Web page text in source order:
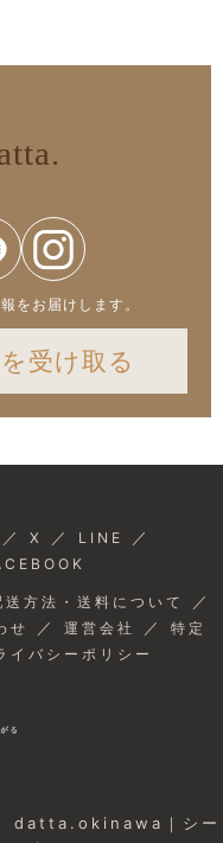
をお届けします。
受け取る
／ X ／ LINE ／
送方法・送料について ／
せ ／ 運営会社 ／ 特定
イバシーポリシー
datta.okinawa｜シー